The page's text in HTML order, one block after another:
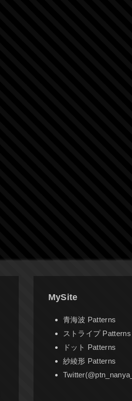
MySite
青海波 Patterns
ストライプ Patterns
ドット Patterns
紗綾形 Patterns